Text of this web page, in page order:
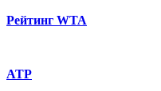
Рейтинг WTA
ATP